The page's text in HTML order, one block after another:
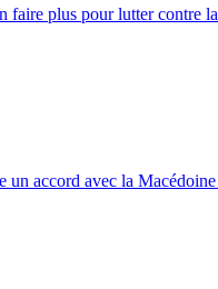
faire plus pour lutter contre
un accord avec la